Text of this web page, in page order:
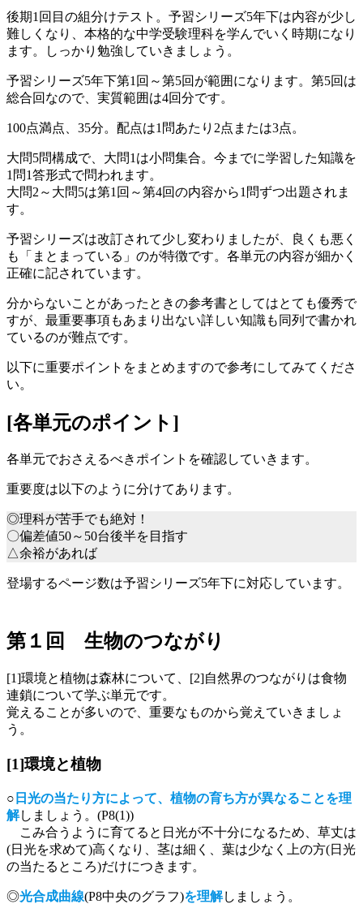
後期1回目の組分けテスト。予習シリーズ5年下は内容が少し
難しくなり、本格的な中学受験理科を学んでいく時期になり
ます。しっかり勉強していきましょう。
予習シリーズ5年下第1回～第5回が範囲になります。第5回は
総合回なので、実質範囲は4回分です。
100点満点、35分。配点は1問あたり2点または3点。
大問5問構成で、大問1は小問集合。今までに学習した知識を
1問1答形式で問われます。
大問2～大問5は第1回～第4回の内容から1問ずつ出題されま
す。
予習シリーズは改訂されて少し変わりましたが、良くも悪く
も「まとまっている」のが特徴です。各単元の内容が細かく
正確に記されています。
分からないことがあったときの参考書としてはとても優秀で
すが、最重要事項もあまり出ない詳しい知識も同列で書かれ
ているのが難点です。
以下に重要ポイントをまとめますので参考にしてみてくださ
い。
[各単元のポイント]
各単元でおさえるべきポイントを確認していきます。
重要度は以下のように分けてあります。
◎理科が苦手でも絶対！
〇偏差値50～50台後半を目指す
△余裕があれば
登場するページ数は予習シリーズ5年下に対応しています。
第１回 生物のつながり
[1]環境と植物は森林について、[2]自然界のつながりは食物
連鎖について学ぶ単元です。
覚えることが多いので、重要なものから覚えていきましょ
う。
[1]環境と植物
○ 日光の当たり方によって、植物の育ち方が異なることを理
解しましょう。(P8(1))
こみ合うように育てると日光が不十分になるため、草丈は
(日光を求めて)高くなり、茎は細く、葉は少なく上の方(日光
の当たるところ)だけにつきます。
◎光合成曲線(P8中央のグラフ)を理解しましょう。